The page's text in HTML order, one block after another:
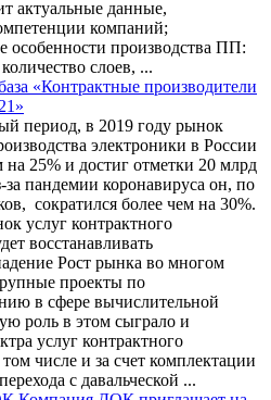
актуальные данные,
компаний;
особенности производства ПП:
слоев, ...
«Контрактные производители
период, в 2019 году рынок
электроники в России
на 25% и достиг отметки 20 млрд
за пандемии коронавируса он, по
сократился более чем на 30%.
услуг контрактного
восстанавливать
Рост рынка во многом
проекты по
в сфере вычислительной
роль в этом сыграло и
услуг контрактного
числе и за счет комплектации
с давальческой ...